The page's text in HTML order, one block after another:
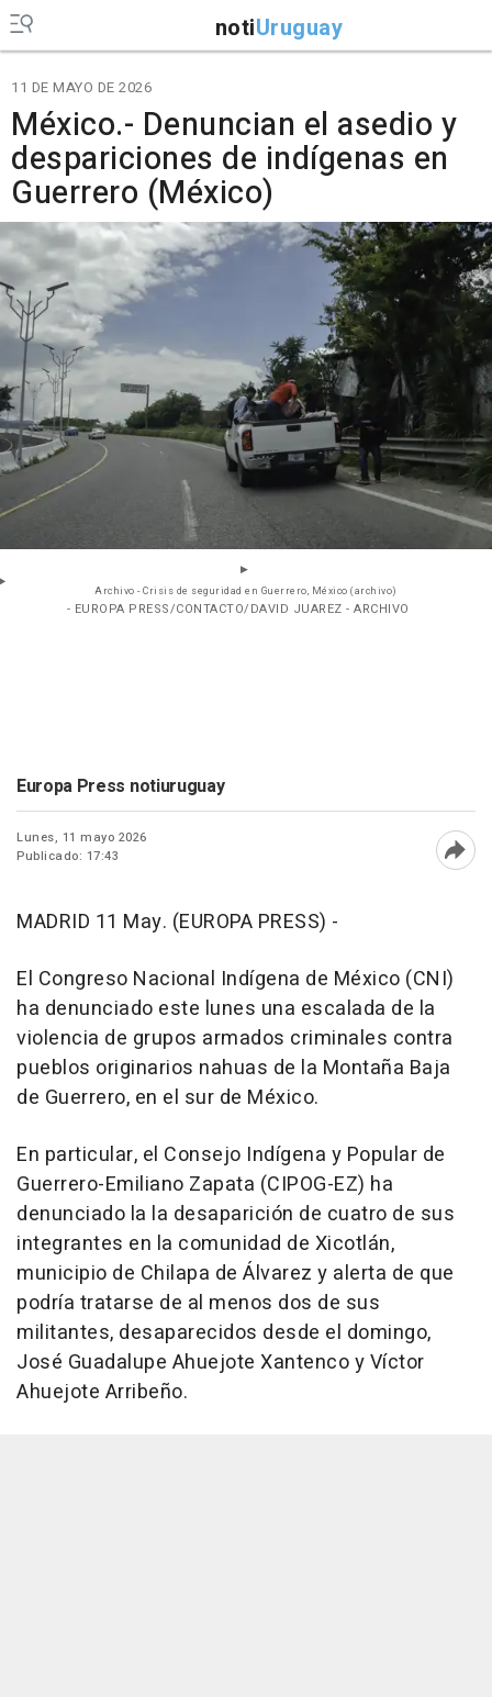
notiUruguay
11 DE MAYO DE 2026
México.- Denuncian el asedio y
despariciones de indígenas en
Guerrero (México)
Archivo - Crisis de seguridad en Guerrero, México (archivo)
- EUROPA PRESS/CONTACTO/DAVID JUAREZ - ARCHIVO
Europa Press notiuruguay
Lunes, 11 mayo 2026
Publicado: 17:43
MADRID 11 May. (EUROPA PRESS) -
El Congreso Nacional Indígena de México (CNI)
ha denunciado este lunes una escalada de la
violencia de grupos armados criminales contra
pueblos originarios nahuas de la Montaña Baja
de Guerrero, en el sur de México.
En particular, el Consejo Indígena y Popular de
Guerrero-Emiliano Zapata (CIPOG-EZ) ha
denunciado la la desaparición de cuatro de sus
integrantes en la comunidad de Xicotlán,
municipio de Chilapa de Álvarez y alerta de que
podría tratarse de al menos dos de sus
militantes, desaparecidos desde el domingo,
José Guadalupe Ahuejote Xantenco y Víctor
Ahuejote Arribeño.